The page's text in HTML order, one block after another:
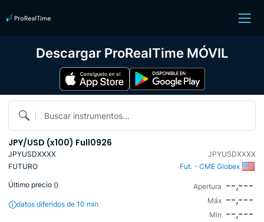
Buscar instrumentos...
JPY/USD (x100) Full0926
JPYUSDXXXX
JPYUSDXXXX
FUTURO
Fut. - CME Globex
Último precio ()
datos diferidos de 10 min
Apertura --,---
Máx --,---
Mín --,---
Descargar ProRealTime MÓVIL